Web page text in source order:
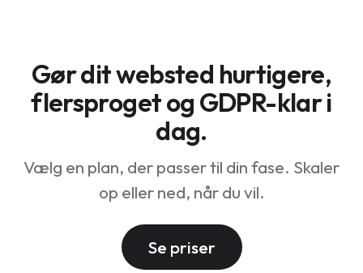
Gør dit websted hurtigere,
flersproget og GDPR-klar i
dag.
Vælg en plan, der passer til din fase. Skaler
op eller ned, når du vil.
Se priser